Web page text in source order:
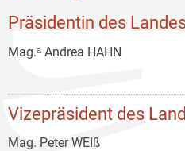
Präsidentin des
Mag.ᵃ Andrea HAHN
Vizepräsident des
Mag. Peter WEIß